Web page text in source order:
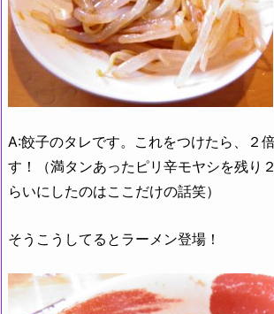
A:餃子のタレです。これをつけたら、２
す！（満タンあったピリ辛モヤシを残り
らいにしたのはここだけの話笑）
そうこうしてるとラーメン登場！